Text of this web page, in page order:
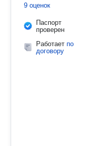
9 оценок
Паспорт
проверен
Работает по
договору